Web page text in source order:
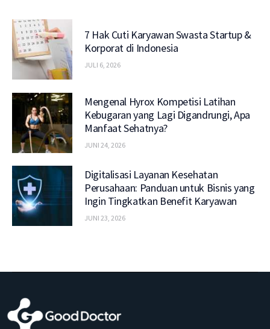
7 Hak Cuti Karyawan Swasta Startup &
Korporat di Indonesia
JULI 6, 2026
Mengenal Hyrox Kompetisi Latihan
Kebugaran yang Lagi Digandrungi, Apa
Manfaat Sehatnya?
JUNI 24, 2026
Digitalisasi Layanan Kesehatan
Perusahaan: Panduan untuk Bisnis yang
Ingin Tingkatkan Benefit Karyawan
JUNI 23, 2026